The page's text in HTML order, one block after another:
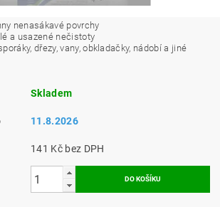
nenasákavé povrchy
a usazené nečistoty
dřezy, vany, obkladačky, nádobí a jiné
Skladem
11.8.2026
141 Kč bez DPH